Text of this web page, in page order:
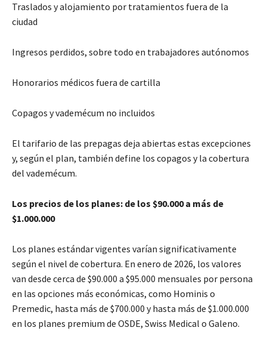
Traslados y alojamiento por tratamientos fuera de la
ciudad
Ingresos perdidos, sobre todo en trabajadores autónomos
Honorarios médicos fuera de cartilla
Copagos y vademécum no incluidos
El tarifario de las prepagas deja abiertas estas excepciones
y, según el plan, también define los copagos y la cobertura
del vademécum.
Los precios de los planes: de los $90.000 a más de
$1.000.000
Los planes estándar vigentes varían significativamente
según el nivel de cobertura. En enero de 2026, los valores
van desde cerca de $90.000 a $95.000 mensuales por persona
en las opciones más económicas, como Hominis o
Premedic, hasta más de $700.000 y hasta más de $1.000.000
en los planes premium de OSDE, Swiss Medical o Galeno.